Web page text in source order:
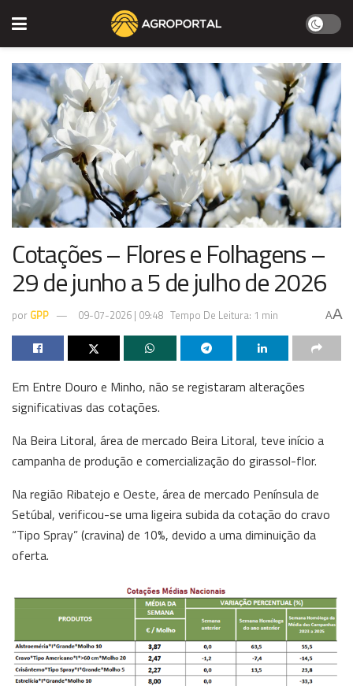
Cotações – Flores e Folhagens –
29 de junho a 5 de julho de 2026
por GPP 09-07-2026 | 09:48 Tempo De Leitura: 1 min AA
Em Entre Douro e Minho, não se registaram alterações
significativas das cotações.
Na Beira Litoral, área de mercado Beira Litoral, teve início a
campanha de produção e comercialização do girassol-flor.
Na região Ribatejo e Oeste, área de mercado Península de
Setúbal, verificou-se uma ligeira subida da cotação do cravo
“Tipo Spray” (cravina) de 10%, devido a uma diminuição da
oferta.